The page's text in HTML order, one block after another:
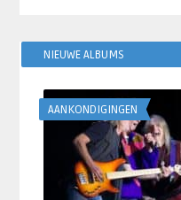
NIEUWE ALBUMS
AANKONDIGINGEN